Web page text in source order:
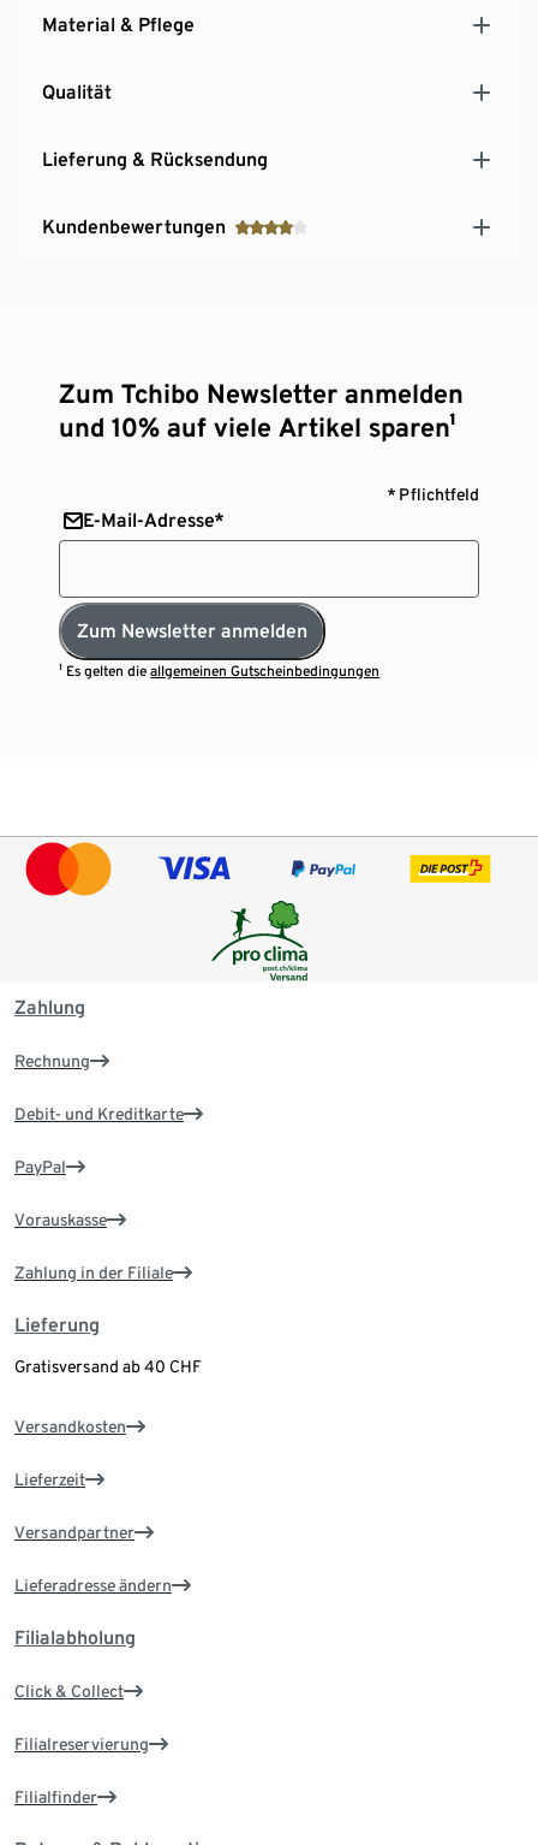
Material & Pflege
Qualität
Lieferung & Rücksendung
Kundenbewertungen
Zum Tchibo Newsletter anmelden
und 10% auf viele Artikel sparen¹
* Pflichtfeld
E-Mail-Adresse*
Zum Newsletter anmelden
¹ Es gelten dieallgemeinen Gutscheinbedingungen
Zahlung
Rechnung
Debit- und Kreditkarte
PayPal
Vorauskasse
Zahlung in der Filiale
Lieferung
Gratisversand ab 40 CHF
Versandkosten
Lieferzeit
Versandpartner
Lieferadresse ändern
Filialabholung
Click & Collect
Filialreservierung
Filialfinder